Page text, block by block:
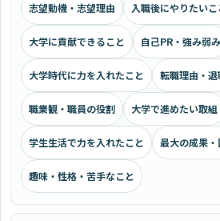
志望動機・志望理由 入職後にやりたいこ
大学に貢献できること 自己PR・強み弱み
大学時代に力を入れたこと 転職理由・退
職業観・職員の役割 大学で進めたい取組
学生生活で力を入れたこと 最大の成果
趣味・性格・苦手なこと